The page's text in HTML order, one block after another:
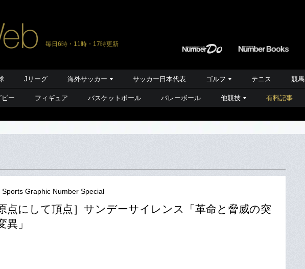
毎日6時・11時・17時更新
Jリーグ 海外サッカー サッカー日本代表 ゴルフ テニス 競馬
ビー フィギュア バスケットボール バレーボール 他競技 有料記事
Sports Graphic Number Special
原点にして頂点］サンデーサイレンス「革命と脅威の突
異」